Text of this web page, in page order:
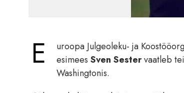
E
uroopa Julgeoleku- ja
esimees Sven Sestervaatleb
Washingtonis.